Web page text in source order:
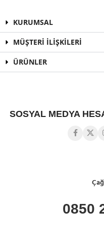
KURUMSAL
MÜŞTERİ İLİŞKİLERİ
ÜRÜNLER
SOSYAL MEDYA
0850